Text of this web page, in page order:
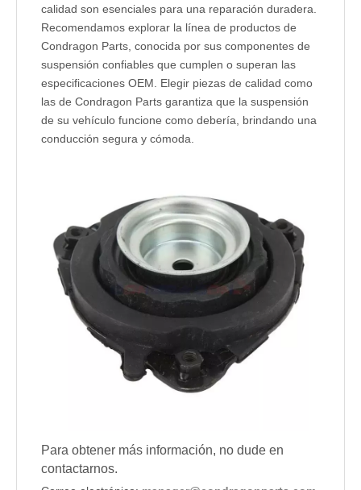
calidad son esenciales para una reparación duradera.
Recomendamos explorar la línea de productos de
Condragon Parts, conocida por sus componentes de
suspensión confiables que cumplen o superan las
especificaciones OEM. Elegir piezas de calidad como
las de Condragon Parts garantiza que la suspensión
de su vehículo funcione como debería, brindando una
conducción segura y cómoda.
Para obtener más información, no dude en
contactarnos.